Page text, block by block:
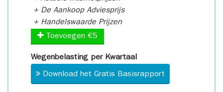
+ De Aankoop Adviesprijs
+ Handelswaarde Prijzen
Toevoegen €5
Wegenbelasting per Kwartaal
Download het Gratis Basisrapport